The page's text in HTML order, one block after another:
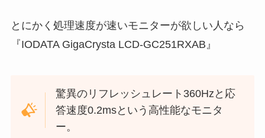
とにかく処理速度が速いモニターが欲しい人なら
『IODATA GigaCrysta LCD-GC251RXAB』
驚異のリフレッシュレート360Hzと応
答速度0.2msという高性能なモニタ
ー。